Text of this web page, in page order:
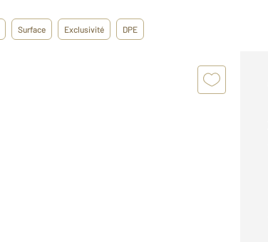
Surface Exclusivité DPE